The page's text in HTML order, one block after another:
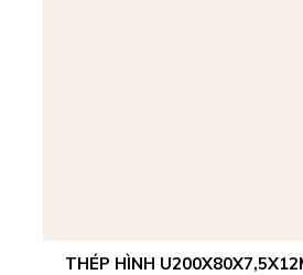
THÉP HÌNH